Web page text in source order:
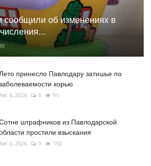
сообщили об изменениях в
принесло Павлодару затишье по
корью
6, 2026 0 95
штрафников из Павлодарской
простили взыскания
3, 2026 0 153